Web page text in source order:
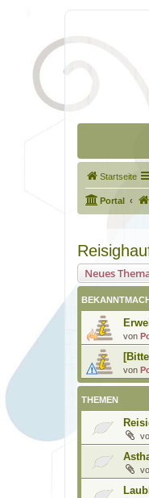
Startseite
Portal
Neues
von
von
THEMEN